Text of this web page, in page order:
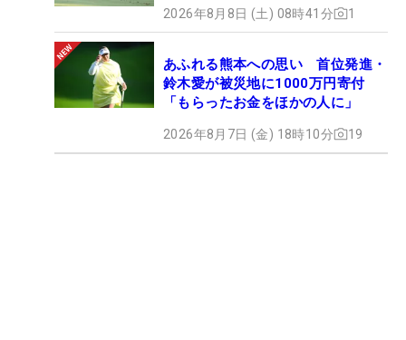
2026年8月8日 (土) 08時41分 1
あふれる熊本への思い 首位発進・
鈴木愛が被災地に1000万円寄付
「もらったお金をほかの人に」
2026年8月7日 (金) 18時10分 19